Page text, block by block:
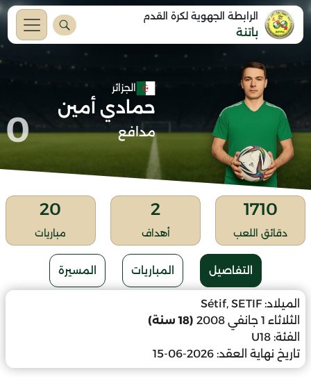
الرابطة الجهوية لكرة القدم
باتنة
الجزائر
حمادي أمين
مدافع 0
1710
دقائق اللعب
2
أهداف
20
مباريات
التفاصيل المباريات المسيرة
الميلاد: Sétif, SETIF
الثلاثاء 1 جانفي 2008
(18 سنة)
الفئة: U18
تاريخ نهاية العقد: 2026-06-15